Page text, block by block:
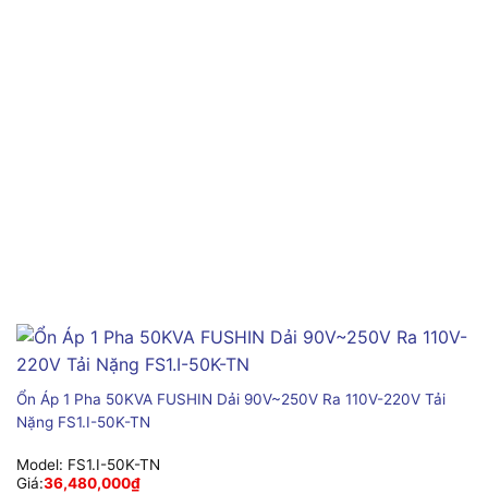
Ổn Áp 1 Pha 50KVA FUSHIN Dải 90V~250V Ra 110V-220V Tải
Nặng FS1.I-50K-TN
Model: FS1.I-50K-TN
Giá:36,480,000₫